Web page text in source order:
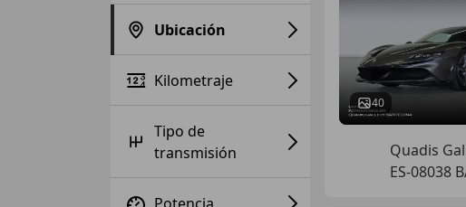
Ubicación
Kilometraje
Tipo de
transmisión
Potencia
40
Quadis
ES-08038